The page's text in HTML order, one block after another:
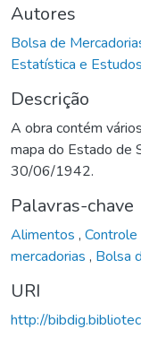
Autores
Bolsa de
Estatística e
Descrição
A obra contém
mapa do Estado de
30/06/1942.
Palavras-chave
Alimentos ,
mercadorias , Bolsa
URI
http://